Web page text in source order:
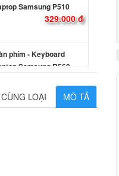
Samsung P510
329.000 đ
phím - Keyboard
Samsung R560
MÔ TẢ
LOẠI